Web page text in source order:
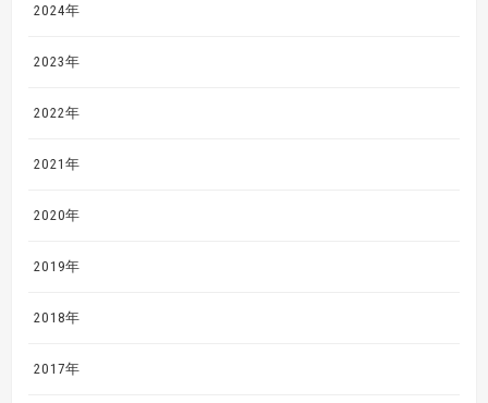
2024年
2023年
2022年
2021年
2020年
2019年
2018年
2017年